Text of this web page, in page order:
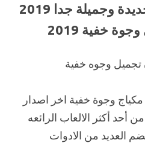
تحميل العاب بنات جديدة وجميلة جدا 2019
خفية 2019
وجوة خفية اخر اصدار
أحد أكثر الالعاب الرائعه
العديد من الادوات